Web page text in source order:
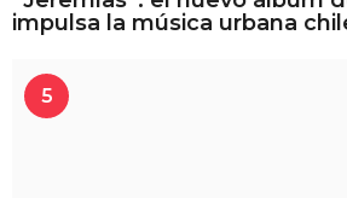
impulsa la música urbana
5